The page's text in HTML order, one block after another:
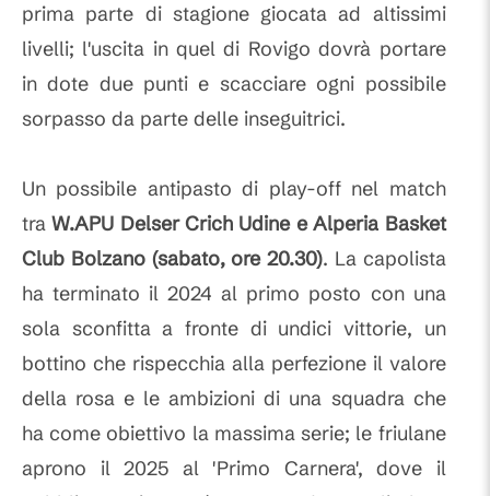
prima parte di stagione giocata ad altissimi
livelli; l'uscita in quel di Rovigo dovrà portare
in dote due punti e scacciare ogni possibile
sorpasso da parte delle inseguitrici.
Un possibile antipasto di play-off nel match
traW.APU Delser Crich Udine e Alperia Basket
Club Bolzano (sabato, ore 20.30). La capolista
ha terminato il 2024 al primo posto con una
sola sconfitta a fronte di undici vittorie, un
bottino che rispecchia alla perfezione il valore
della rosa e le ambizioni di una squadra che
ha come obiettivo la massima serie; le friulane
aprono il 2025 al 'Primo Carnera', dove il